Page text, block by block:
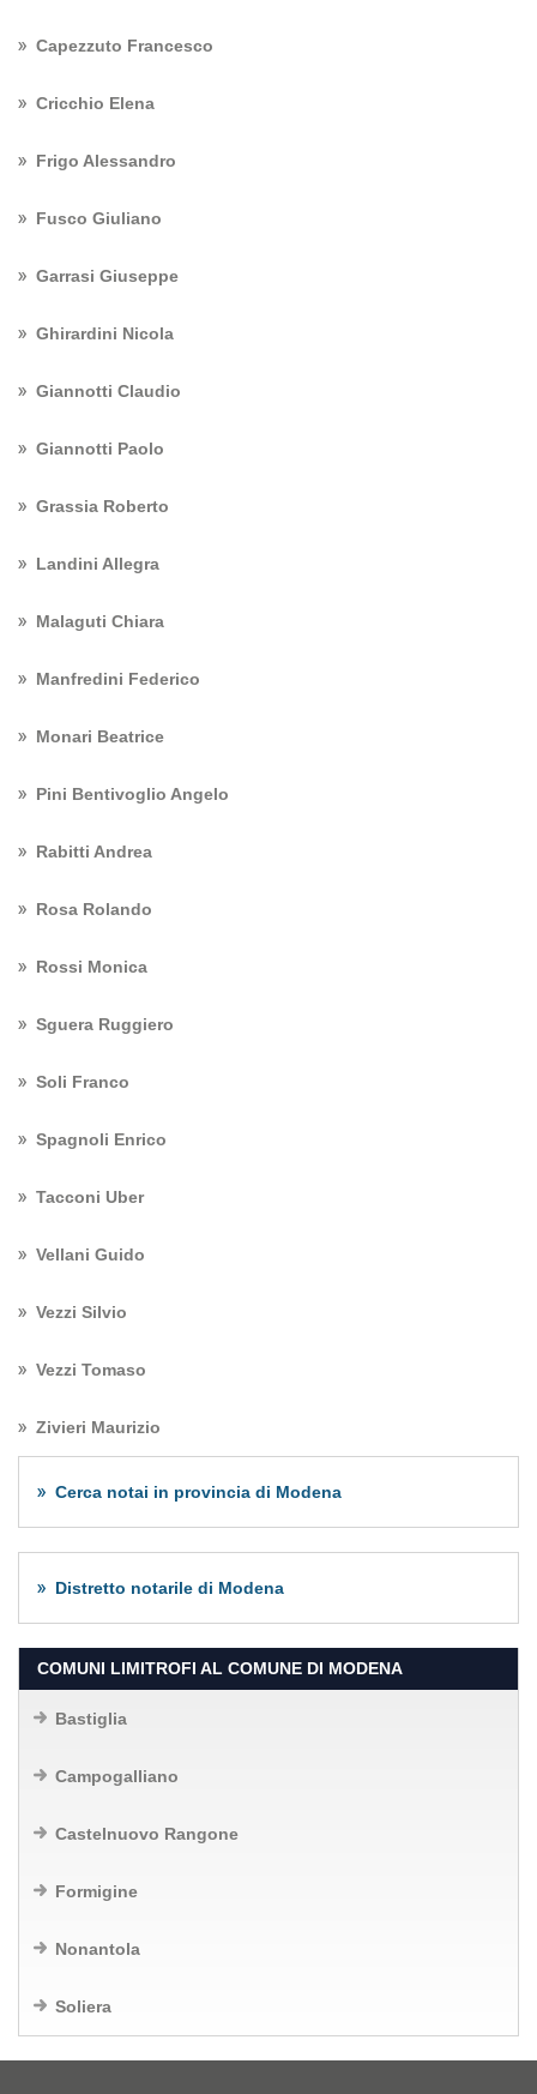
Capezzuto Francesco
Cricchio Elena
Frigo Alessandro
Fusco Giuliano
Garrasi Giuseppe
Ghirardini Nicola
Giannotti Claudio
Giannotti Paolo
Grassia Roberto
Landini Allegra
Malaguti Chiara
Manfredini Federico
Monari Beatrice
Pini Bentivoglio Angelo
Rabitti Andrea
Rosa Rolando
Rossi Monica
Sguera Ruggiero
Soli Franco
Spagnoli Enrico
Tacconi Uber
Vellani Guido
Vezzi Silvio
Vezzi Tomaso
Zivieri Maurizio
Cerca notai in provincia di Modena
Distretto notarile di Modena
COMUNI LIMITROFI AL COMUNE DI MODENA
Bastiglia
Campogalliano
Castelnuovo Rangone
Formigine
Nonantola
Soliera